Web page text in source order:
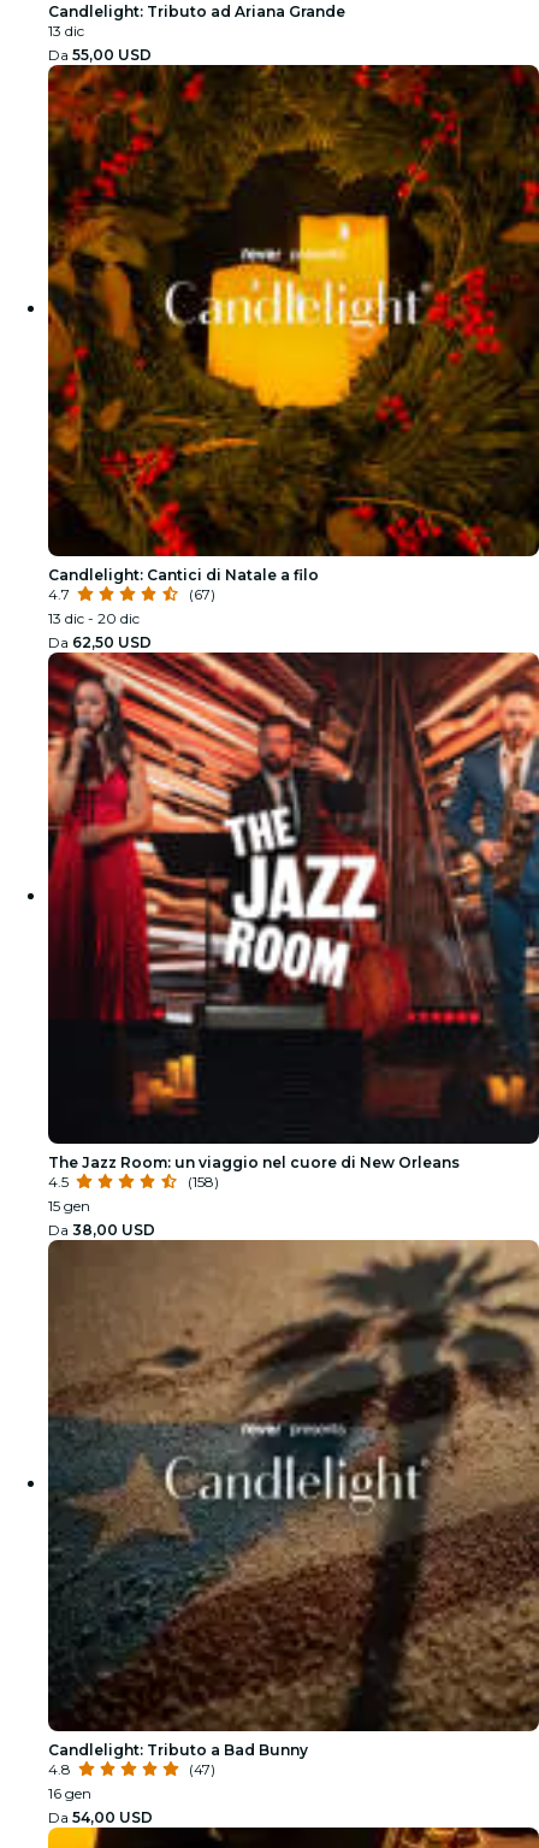
Candlelight: Tributo ad Ariana Grande
13 dic
Da 55,00 USD
Candlelight: Cantici di Natale a filo
4.7
(67)
13 dic - 20 dic
Da 62,50 USD
The Jazz Room: un viaggio nel cuore di New Orleans
4.5
(158)
15 gen
Da 38,00 USD
Candlelight: Tributo a Bad Bunny
4.8
(47)
16 gen
Da 54,00 USD